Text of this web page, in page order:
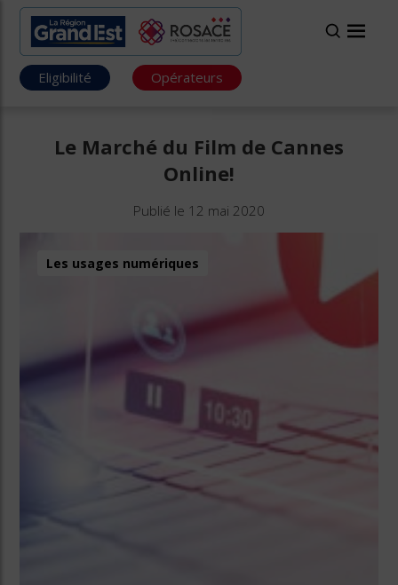
Eligibilité Opérateurs
Le Marché du Film de Cannes
Online!
Publié le 12 mai 2020
Les usages numériques